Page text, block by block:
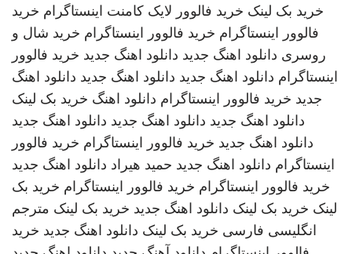
خرید بک لینک خرید فالوور لایک کامنت اینستاگرام خرید
فالوور اینستاگرام خرید فالوور اینستاگرام خرید شال و
روسری دانلود اهنگ جدید دانلود اهنگ جدید خرید فالوور
اینستاگرام دانلود اهنگ جدید دانلود اهنگ جدید دانلود اهنگ
جدید خرید فالوور اینستاگرام دانلود اهنگ خرید بک لینک
دانلود اهنگ جدید دانلود اهنگ جدید دانلود اهنگ جدید
دانلود اهنگ جدید خرید فالوور اینستاگرام خرید فالوور
اینستاگرام دانلود اهنگ جدید حمید هیراد دانلود اهنگ جدید
خرید فالوور اینستاگرام خرید فالوور اینستاگرام خرید بک
لینک خرید بک لینک دانلود اهنگ جدید خرید بک لینک مترجم
انگلیسی فارسی خرید بک لینک دانلود اهنگ جدید خرید